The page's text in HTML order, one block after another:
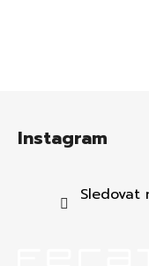
Instagram
Sledovat